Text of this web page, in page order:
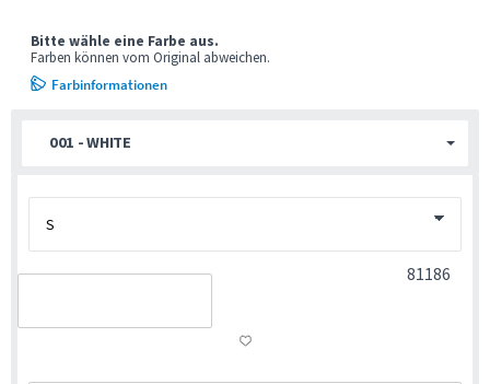
001 - WHITE
Bitte wähle eine Farbe aus.
Farben können vom Original abweichen.
Farbinformationen
81186